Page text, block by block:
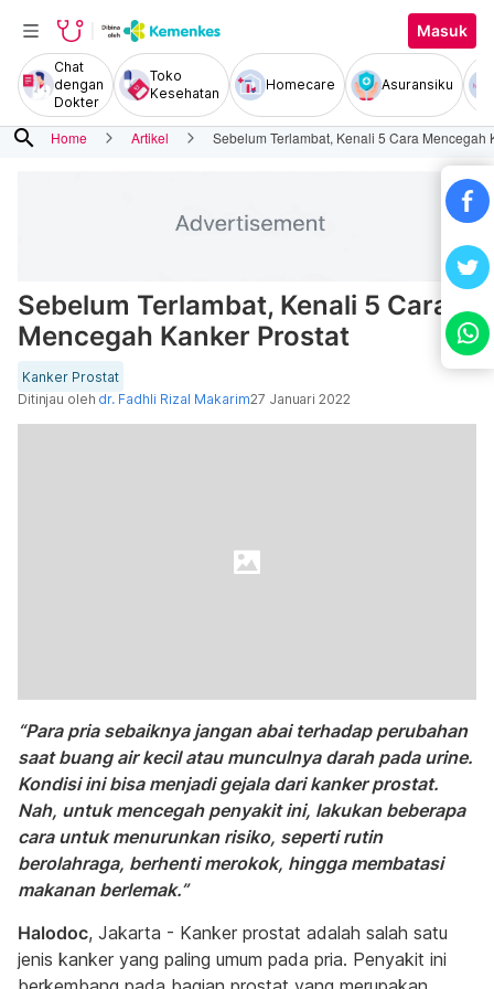
Masuk
Chat
dengan
Dokter
Toko
Kesehatan
Homecare Asuransiku
search Home Artikel Sebelum Terlambat, Kenali 5 Cara Mencegah
Sebelum Terlambat, Kenali 5 Cara
Mencegah Kanker Prostat
Kanker Prostat
Ditinjau oleh dr. Fadhli Rizal Makarim27 Januari 2022
“Para pria sebaiknya jangan abai terhadap perubahan
saat buang air kecil atau munculnya darah pada urine.
Kondisi ini bisa menjadi gejala dari kanker prostat.
Nah, untuk mencegah penyakit ini, lakukan beberapa
cara untuk menurunkan risiko, seperti rutin
berolahraga, berhenti merokok, hingga membatasi
makanan berlemak.”
Halodoc, Jakarta - Kanker prostat adalah salah satu
jenis kanker yang paling umum pada pria. Penyakit ini